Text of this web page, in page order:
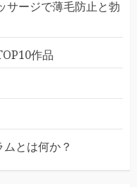
サージで薄毛防止と勃
作品
とは何か？